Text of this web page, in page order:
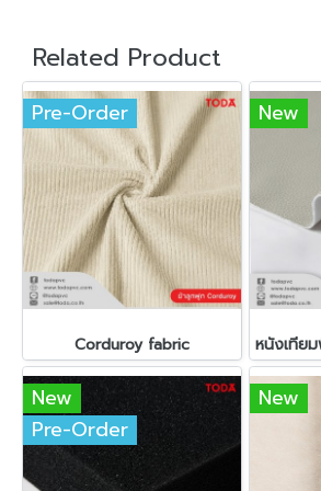
Related Product
Pre-Order
Corduroy fabric
New
New
Pre-Order
New